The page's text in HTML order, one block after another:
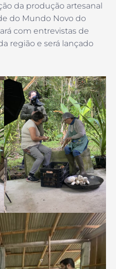
da produção artesanal
do Mundo Novo do
com entrevistas de
região e será lançado